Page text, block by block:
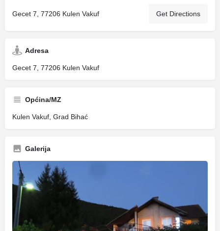
Gecet 7, 77206 Kulen Vakuf Get Directions
Adresa
Gecet 7, 77206 Kulen Vakuf
Općina/MZ
Kulen Vakuf, Grad Bihać
Galerija